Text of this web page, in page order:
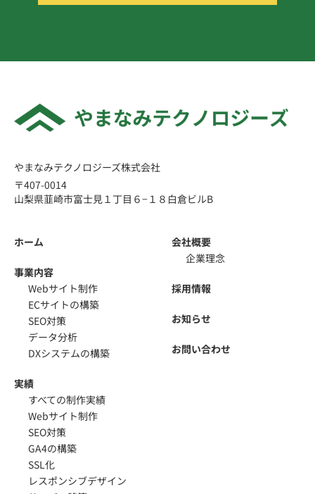
やまなみテクノロジーズ株式会社
〒407-0014
山梨県韮崎市富士見１丁目６−１８白倉ビルB
会社概要
企業理念
採用情報
お知らせ
お問い合わせ
実績
すべての制作実績
Webサイト制作
SEO対策
GA4の構築
SSL化
レスポンシブデザイン
ホーム
事業内容
Webサイト制作
ECサイトの構築
SEO対策
データ分析
DXシステムの構築